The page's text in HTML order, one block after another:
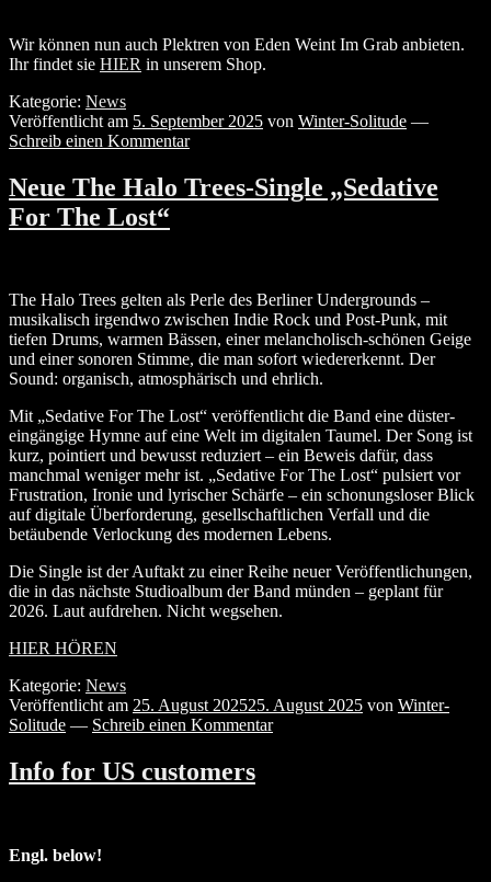
Wir können nun auch Plektren von Eden Weint Im Grab anbieten.
Ihr findet sie HIER in unserem Shop.
Kategorie: News
Veröffentlicht am 5. September 2025 von Winter-Solitude —
Schreib einen Kommentar
Neue The Halo Trees-Single „Sedative
For The Lost“
The Halo Trees gelten als Perle des Berliner Undergrounds –
musikalisch irgendwo zwischen Indie Rock und Post-Punk, mit
tiefen Drums, warmen Bässen, einer melancholisch-schönen Geige
und einer sonoren Stimme, die man sofort wiedererkennt. Der
Sound: organisch, atmosphärisch und ehrlich.
Mit „Sedative For The Lost“ veröffentlicht die Band eine düster-
eingängige Hymne auf eine Welt im digitalen Taumel. Der Song ist
kurz, pointiert und bewusst reduziert – ein Beweis dafür, dass
manchmal weniger mehr ist. „Sedative For The Lost“ pulsiert vor
Frustration, Ironie und lyrischer Schärfe – ein schonungsloser Blick
auf digitale Überforderung, gesellschaftlichen Verfall und die
betäubende Verlockung des modernen Lebens.
Die Single ist der Auftakt zu einer Reihe neuer Veröffentlichungen,
die in das nächste Studioalbum der Band münden – geplant für
2026. Laut aufdrehen. Nicht wegsehen.
HIER HÖREN
Kategorie: News
Veröffentlicht am 25. August 202525. August 2025 von Winter-
Solitude — Schreib einen Kommentar
Info for US customers
Engl. below!